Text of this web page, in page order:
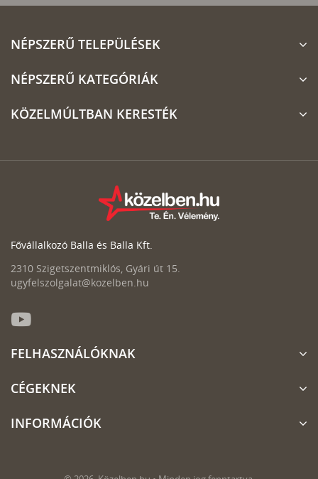
NÉPSZERŰ TELEPÜLÉSEK
NÉPSZERŰ KATEGÓRIÁK
KÖZELMÚLTBAN KERESTÉK
Fővállalkozó Balla és Balla Kft.
2310 Szigetszentmiklós, Gyári út 15.
ugyfelszolgalat@kozelben.hu
FELHASZNÁLÓKNAK
CÉGEKNEK
INFORMÁCIÓK